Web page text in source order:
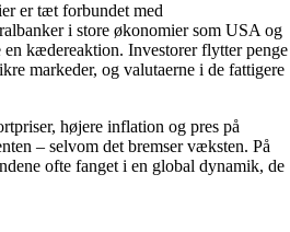
er tæt forbundet med
i store økonomier som USA og
kædereaktion. Investorer flytter penge
markeder, og valutaerne i de fattigere
højere inflation og pres på
– selvom det bremser væksten. På
ofte fanget i en global dynamik, de